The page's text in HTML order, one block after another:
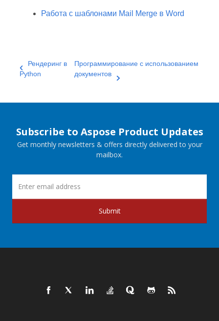
Работа с шаблонами Mail Merge в Word
Рендеринг в
Python
Программирование с использованием
документов
Subscribe to Aspose Product Updates
Get monthly newsletters & offers directly delivered to your
mailbox.
Submit